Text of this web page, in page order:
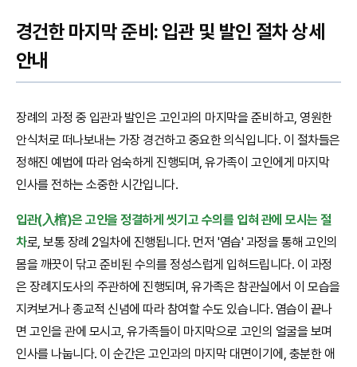
경건한 마지막 준비: 입관 및 발인 절차 상세
안내
장례의 과정 중 입관과 발인은 고인과의 마지막을 준비하고, 영원한
안식처로 떠나보내는 가장 경건하고 중요한 의식입니다. 이 절차들은
정해진 예법에 따라 엄숙하게 진행되며, 유가족이 고인에게 마지막
인사를 전하는 소중한 시간입니다.
입관(入棺)은 고인을 정결하게 씻기고 수의를 입혀 관에 모시는 절
차로, 보통 장례 2일차에 진행됩니다. 먼저 '염습' 과정을 통해 고인의
몸을 깨끗이 닦고 준비된 수의를 정성스럽게 입혀드립니다. 이 과정
은 장례지도사의 주관하에 진행되며, 유가족은 참관실에서 이 모습을
지켜보거나 종교적 신념에 따라 참여할 수도 있습니다. 염습이 끝나
면 고인을 관에 모시고, 유가족들이 마지막으로 고인의 얼굴을 보며
인사를 나눕니다. 이 순간은 고인과의 마지막 대면이기에, 충분한 애